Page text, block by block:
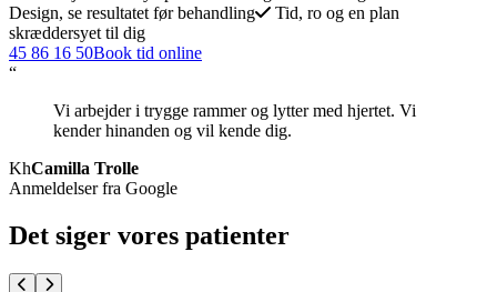
Design, se resultatet før behandling
Tid, ro og en plan
skræddersyet til dig
45 86 16 50Book tid online
“
Vi arbejder i trygge rammer og lytter med hjertet. Vi
kender hinanden og vil kende dig.
KhCamilla Trolle
Anmeldelser fra Google
Det siger vores patienter